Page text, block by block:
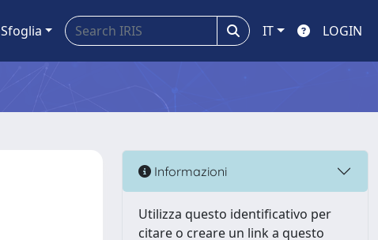
Sfoglia IT LOGIN
Informazioni
Utilizza questo identificativo per
citare o creare un link a questo